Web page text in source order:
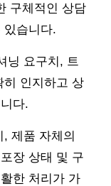
구체적인 상담
있습니다.
닝 요구치, 트
히 인지하고 상
다.
제품 자체의
장 상태 및 구
한 처리가 가